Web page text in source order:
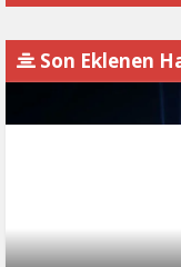
Son Eklenen